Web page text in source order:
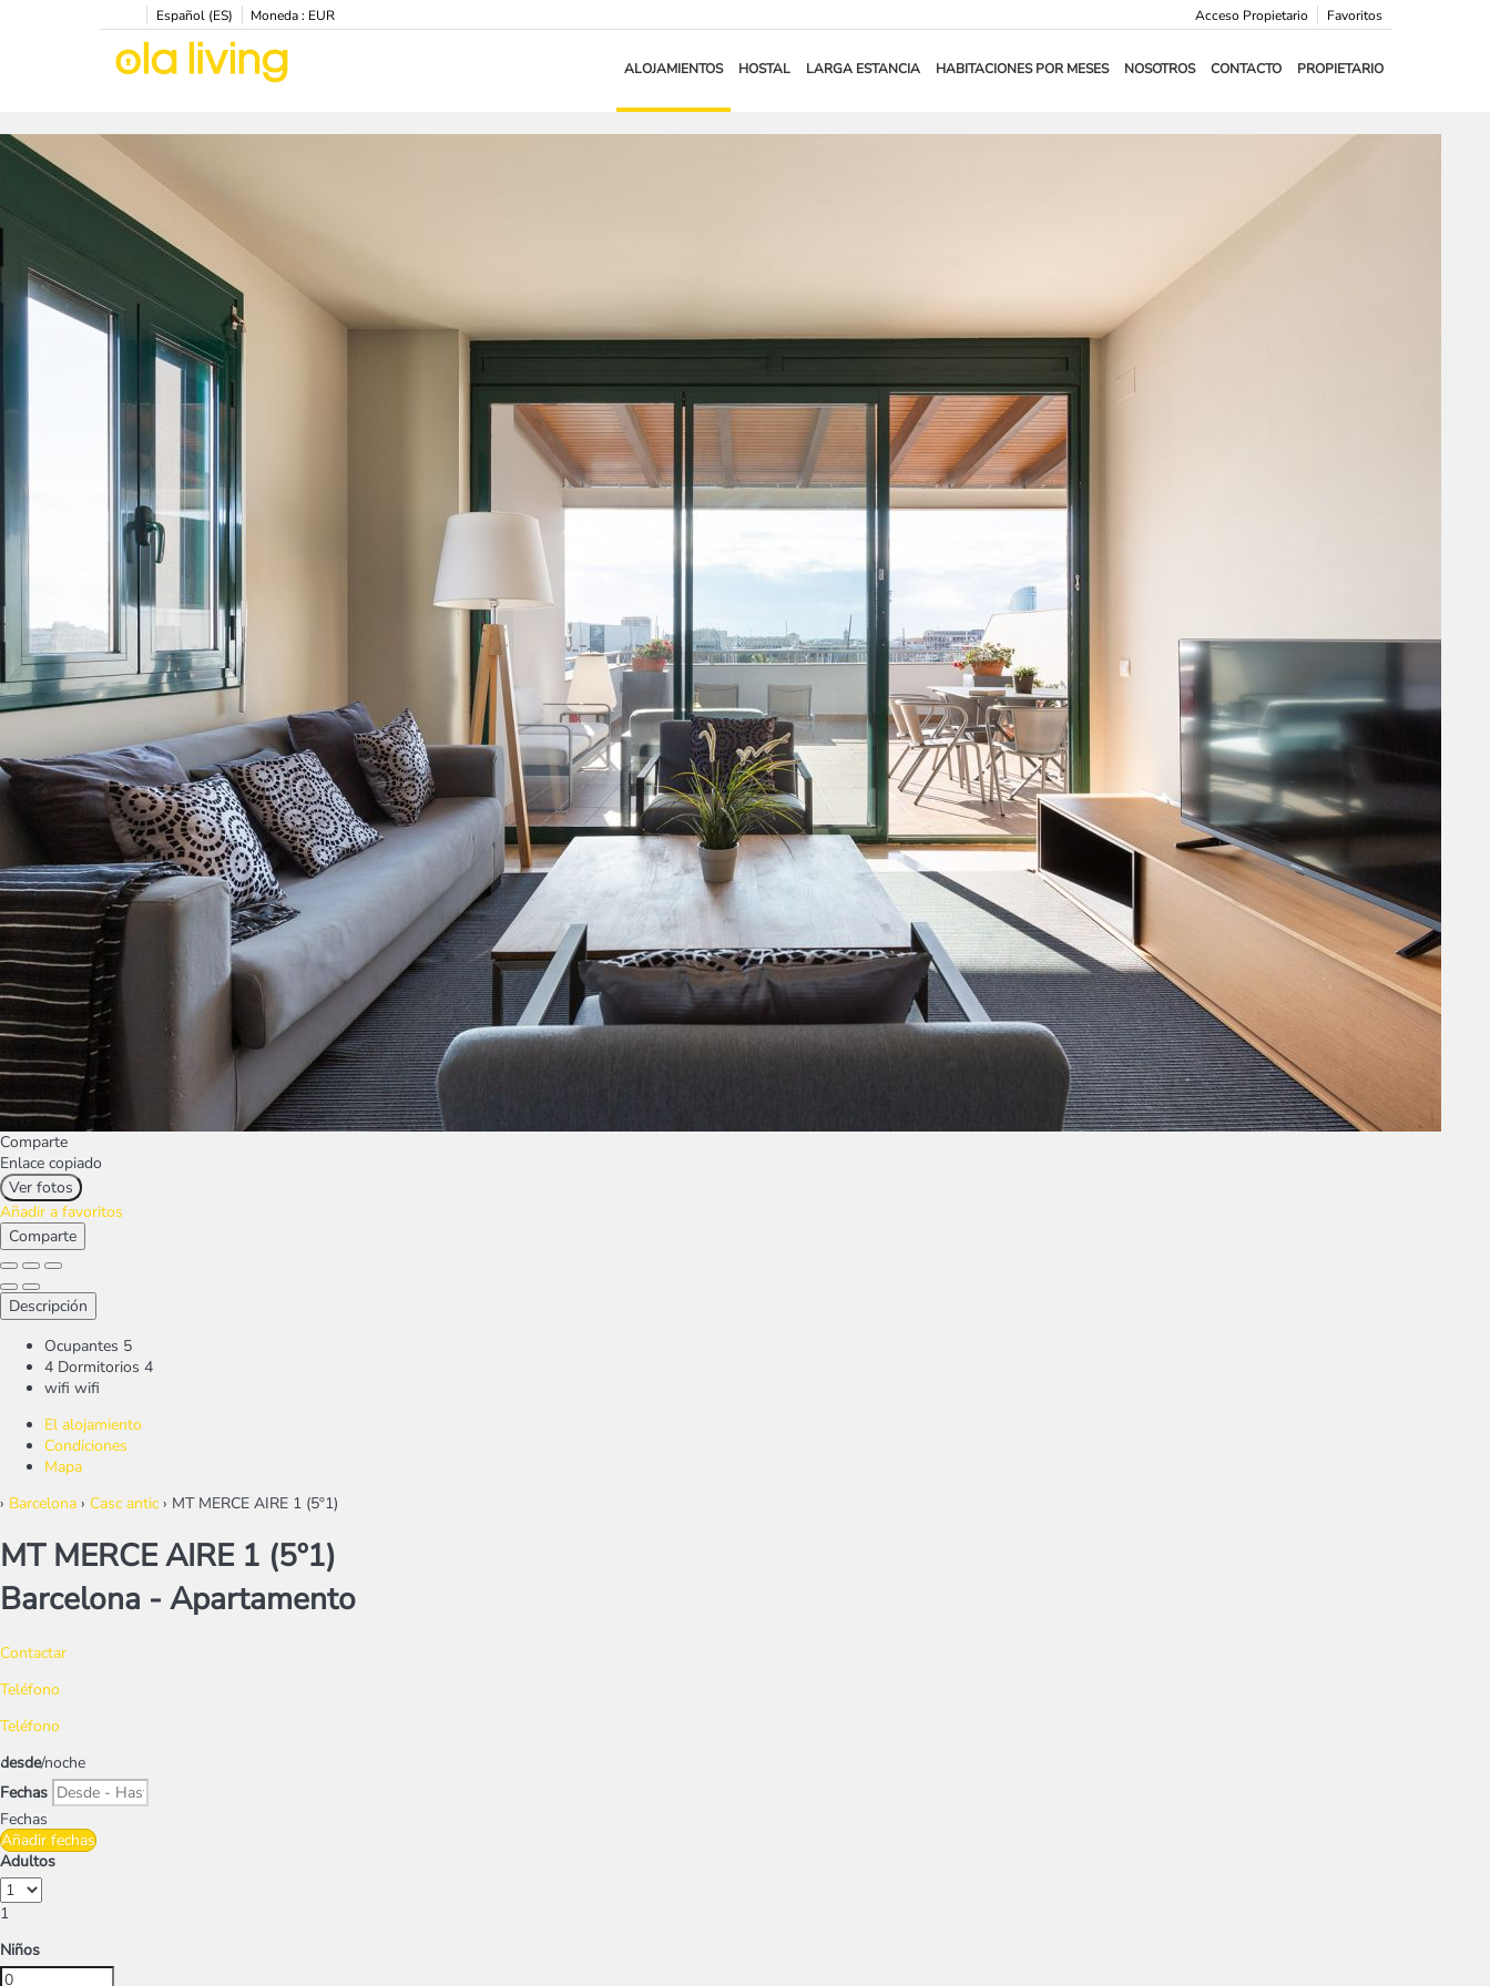
Español (ES) Moneda : EUR Favoritos
Acceso Propietario
ALOJAMIENTOS HOSTAL LARGA ESTANCIA HABITACIONES POR MESES NOSOTROS CONTACTO PROPIETARIO
Comparte
Enlace copiado
Ver fotos
Añadir a favoritos
Comparte
Descripción
Ocupantes 5
4 Dormitorios 4
wifi wifi
El alojamiento
Condiciones
Mapa
› Barcelona › Casc antic › MT MERCE AIRE 1 (5º1)
MT MERCE AIRE 1 (5º1)
Barcelona - Apartamento
Contactar
Teléfono
Teléfono
desde/noche
Fechas
Fechas
Añadir fechas
Adultos
1
Niños